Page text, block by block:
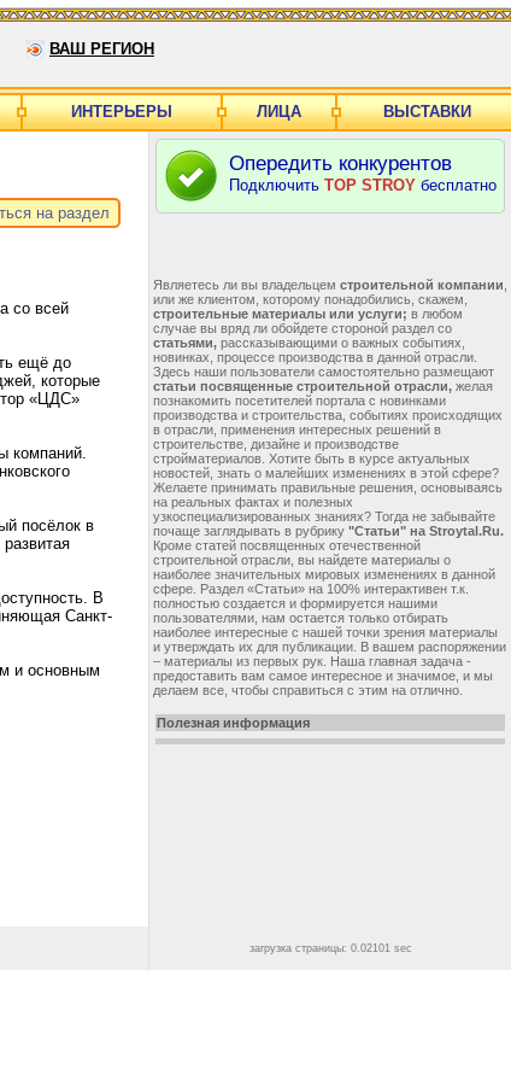
ВАШ РЕГИОН
ИНТЕРЬЕРЫ ЛИЦА ВЫСТАВКИ
на раздел
со всей
ещё до
которые
«ЦДС»
компаний.
посёлок в
В
Санкт-
и основным
Опередить конкурентов
Подключить TOP STROY бесплатно
Являетесь ли вы владельцем строительной компании
или же клиентом, которому понадобились, скажем,
строительные материалы или услуги; в любом
случае вы вряд ли обойдете стороной раздел со
статьями, рассказывающими о важных событиях,
новинках, процессе производства в данной отрасли.
Здесь наши пользователи самостоятельно размещают
статьи посвященные строительной отрасли, желая
познакомить посетителей портала с новинками
производства и строительства, событиях происходящих
в отрасли, применения интересных решений в
строительстве, дизайне и производстве
стройматериалов. Хотите быть в курсе актуальных
новостей, знать о малейших изменениях в этой сфере?
Желаете принимать правильные решения, основываясь
на реальных фактах и полезных
узкоспециализированных знаниях? Тогда не забывайте
почаще заглядывать в рубрику "Статьи" на Stroytal.Ru.
Кроме статей посвященных отечественной
строительной отрасли, вы найдете материалы о
наиболее значительных мировых изменениях в данной
сфере. Раздел «Статьи» на 100% интерактивен т.к.
полностью создается и формируется нашими
пользователями, нам остается только отбирать
наиболее интересные с нашей точки зрения материалы
и утверждать их для публикации. В вашем распоряжении
– материалы из первых рук. Наша главная задача -
предоставить вам самое интересное и значимое, и мы
делаем все, чтобы справиться с этим на отлично.
Полезная информация
загрузка страницы: 0.02101 sec